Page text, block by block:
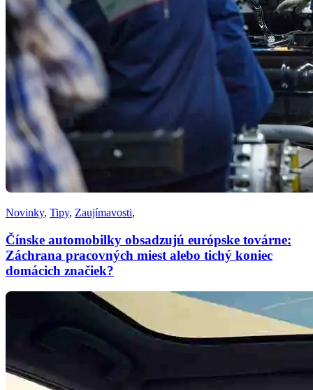
Novinky, Tipy, Zaujímavosti,
Čínske automobilky obsadzujú európske továrne:
Záchrana pracovných miest alebo tichý koniec
domácich značiek?